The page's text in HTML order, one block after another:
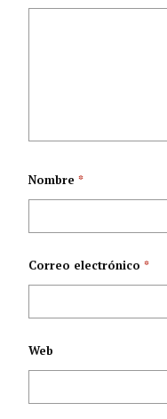
Nombre*
Correo electrónico*
Web